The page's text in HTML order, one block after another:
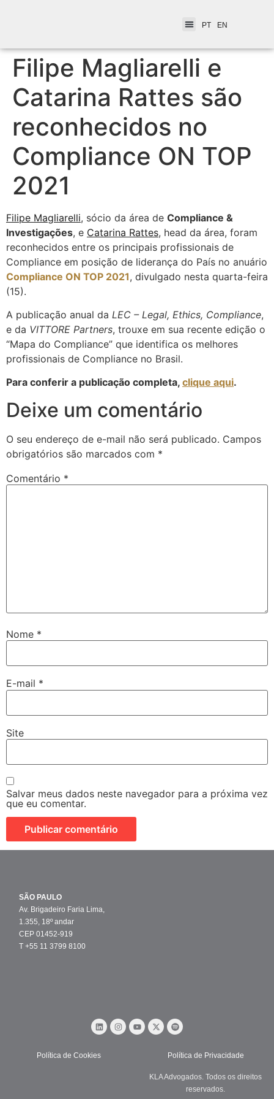
PT EN
Filipe Magliarelli e
Catarina Rattes são
reconhecidos no
Compliance ON TOP
2021
Filipe Magliarelli, sócio da área de Compliance &
Investigações, e Catarina Rattes, head da área, foram
reconhecidos entre os principais profissionais de
Compliance em posição de liderança do País no anuário
Compliance ON TOP 2021, divulgado nesta quarta-feira
(15).
A publicação anual da LEC – Legal, Ethics, Compliance,
e da VITTORE Partners, trouxe em sua recente edição o
“Mapa do Compliance” que identifica os melhores
profissionais de Compliance no Brasil.
Para conferir a publicação completa, clique aqui.
Deixe um comentário
O seu endereço de e-mail não será publicado. Campos
obrigatórios são marcados com *
Comentário *
Nome *
E-mail *
Site
Salvar meus dados neste navegador para a próxima vez
que eu comentar.
SÃO PAULO
Av. Brigadeiro Faria Lima,
1.355, 18º andar
CEP 01452-919
T +55 11 3799 8100
Política de Cookies Política de Privacidade
KLA Advogados. Todos os direitos
reservados.